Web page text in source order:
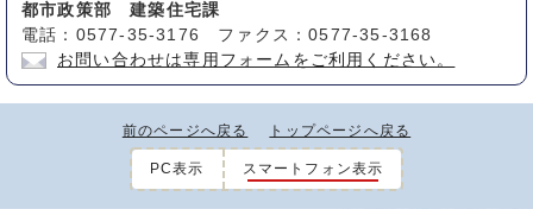
都市政策部 建築住宅課
電話：0577-35-3176 ファクス：0577-35-3168
お問い合わせは専用フォームをご利用ください。
前のページへ戻る トップページへ戻る
PC表示 スマートフォン表示